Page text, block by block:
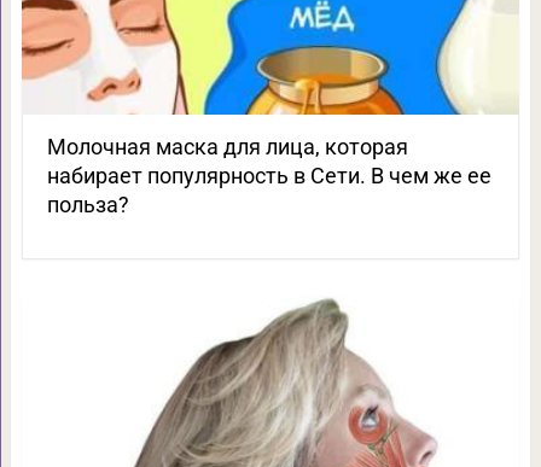
Молочная маска для лица, которая
набирает популярность в Сети. В чем же ее
польза?